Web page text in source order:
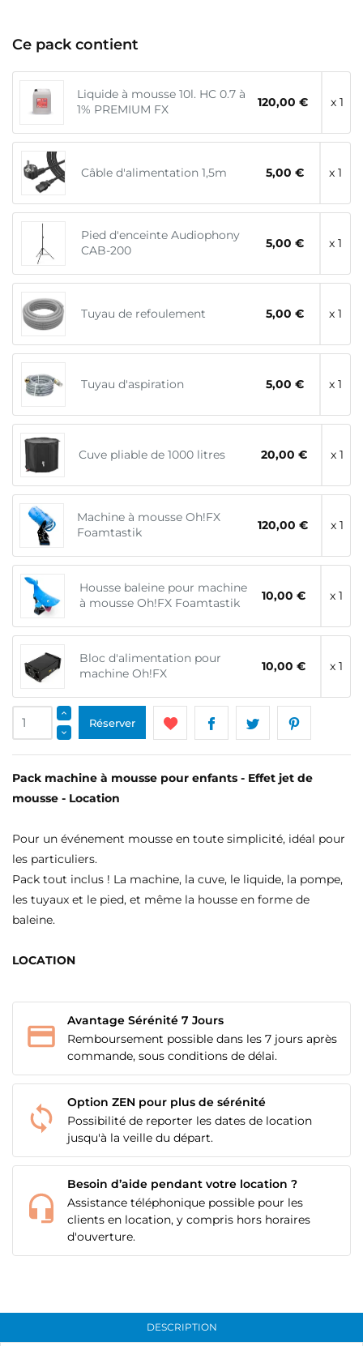
Ce pack contient
Liquide à mousse 10l. HC 0.7 à
1% PREMIUM FX
120,00 € x 1
Câble d'alimentation 1,5m 5,00 € x 1
Pied d'enceinte Audiophony
CAB-200
5,00 € x 1
Tuyau de refoulement 5,00 € x 1
Tuyau d'aspiration 5,00 € x 1
Cuve pliable de 1000 litres 20,00 € x 1
Machine à mousse Oh!FX
Foamtastik
120,00 € x 1
Housse baleine pour machine
à mousse Oh!FX Foamtastik
10,00 € x 1
Bloc d'alimentation pour
machine Oh!FX
10,00 € x 1
Réserver
Pack machine à mousse pour enfants - Effet jet de
mousse - Location
Pour un événement mousse en toute simplicité, idéal pour
les particuliers.
Pack tout inclus ! La machine, la cuve, le liquide, la pompe,
les tuyaux et le pied, et même la housse en forme de
baleine.
LOCATION
Avantage Sérénité 7 Jours
Remboursement possible dans les 7 jours après
commande, sous conditions de délai.
Option ZEN pour plus de sérénité
Possibilité de reporter les dates de location
jusqu'à la veille du départ.
Besoin d’aide pendant votre location ?
Assistance téléphonique possible pour les
clients en location, y compris hors horaires
d'ouverture.
DESCRIPTION